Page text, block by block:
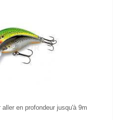
LE PRODUIT
en profondeur jusqu'à 9m